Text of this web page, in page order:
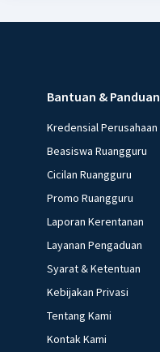
Bantuan & Panduan
Kredensial Perusahaan
Beasiswa Ruangguru
Cicilan Ruangguru
Promo Ruangguru
Laporan Kerentanan
Layanan Pengaduan
Syarat & Ketentuan
Kebijakan Privasi
Tentang Kami
Kontak Kami